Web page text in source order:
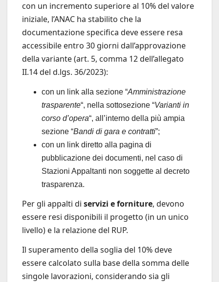
con un incremento superiore al 10% del valore
iniziale, l’ANAC ha stabilito che la
documentazione specifica deve essere resa
accessibile entro 30 giorni dall’approvazione
della variante (art. 5, comma 12 dell’allegato
II.14 del d.lgs. 36/2023):
con un link alla sezione “Amministrazione
trasparente“, nella sottosezione “Varianti in
corso d’opera“, all’interno della più ampia
sezione “Bandi di gara e contratti”;
con un link diretto alla pagina di
pubblicazione dei documenti, nel caso di
Stazioni Appaltanti non soggette al decreto
trasparenza.
Per gli appalti di servizi e forniture, devono
essere resi disponibili il progetto (in un unico
livello) e la relazione del RUP.
Il superamento della soglia del 10% deve
essere calcolato sulla base della somma delle
singole lavorazioni, considerando sia gli